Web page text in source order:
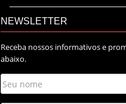
NEWSLETTER
Receba nossos informativos e
abaixo.